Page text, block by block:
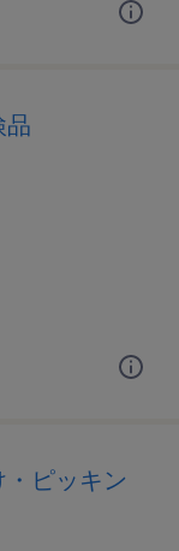
品
ピッキン